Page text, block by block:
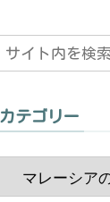
カテゴリー